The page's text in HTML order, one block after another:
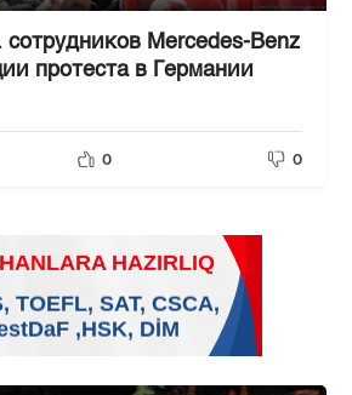
сотрудников Mercedes-Benz
протеста в Германии
0 0